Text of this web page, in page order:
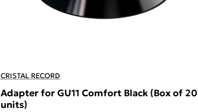
CRISTAL RECORD
Adapter for GU11 Comfort Black (Box of 20
units)